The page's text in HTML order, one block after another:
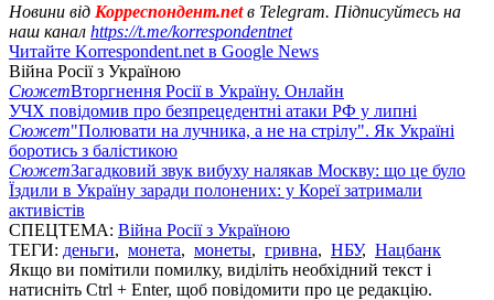
Новини від Корреспондент.netв Telegram. Підписуйтесь на
наш канал https://t.me/korrespondentnet
Читайте Korrespondent.net в Google News
Війна Росії з Україною
СюжетВторгнення Росії в Україну. Онлайн
УЧХ повідомив про безпрецедентні атаки РФ у липні
Сюжет"Полювати на лучника, а не на стрілу". Як Україні
боротись з балістикою
СюжетЗагадковий звук вибуху налякав Москву: що це було
Їздили в Україну заради полонених: у Кореї затримали
активістів
СПЕЦТЕМА: Війна Росії з Україною
ТЕГИ: деньги, монета, монеты, гривна, НБУ, Нацбанк
Якщо ви помітили помилку, виділіть необхідний текст і
натисніть Ctrl + Enter, щоб повідомити про це редакцію.